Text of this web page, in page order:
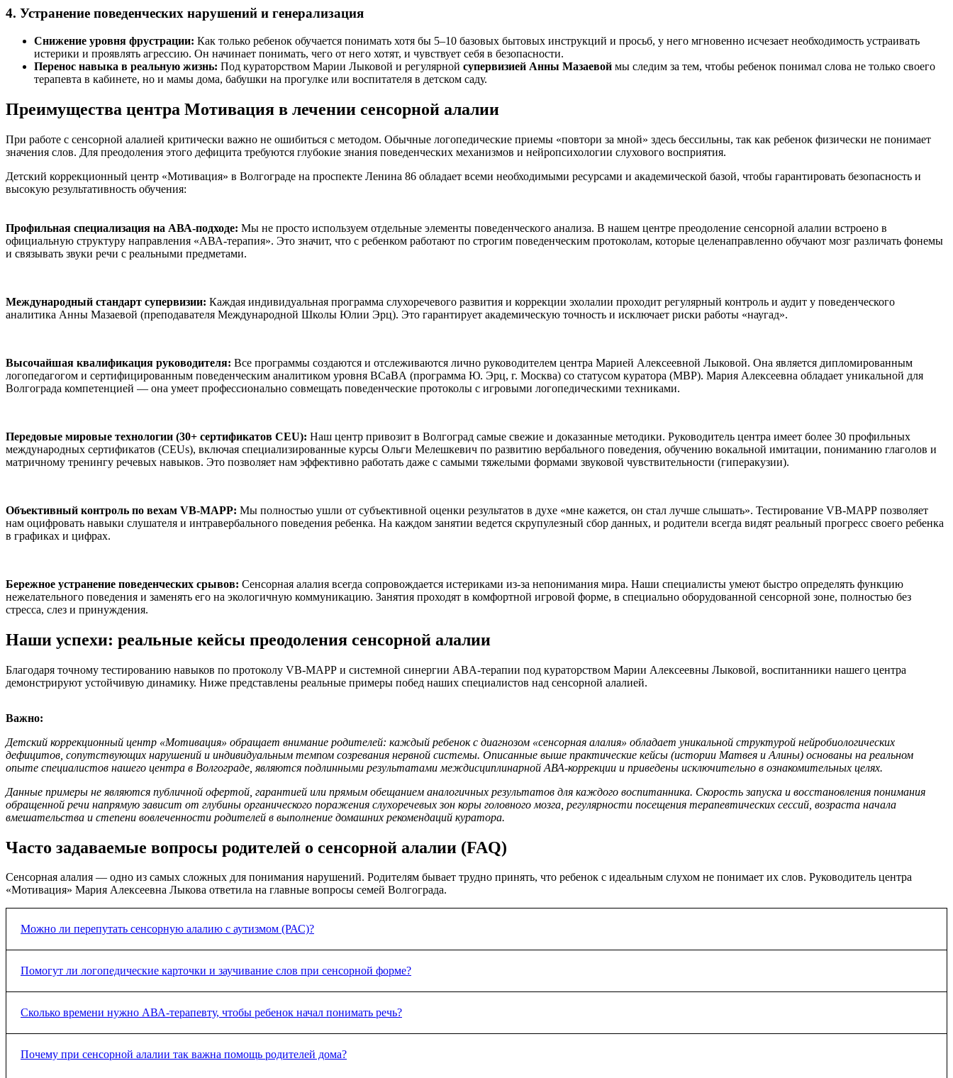
4. Устранение поведенческих нарушений и генерализация
Снижение уровня фрустрации: Как только ребенок обучается понимать хотя бы 5–10 базовых бытовых инструкций и просьб, у него мгновенно исчезает необходимость устраивать
истерики и проявлять агрессию. Он начинает понимать, чего от него хотят, и чувствует себя в безопасности.
Перенос навыка в реальную жизнь: Под кураторством Марии Лыковой и регулярной супервизией Анны Мазаевой мы следим за тем, чтобы ребенок понимал слова не только своего
терапевта в кабинете, но и мамы дома, бабушки на прогулке или воспитателя в детском саду.
Преимущества центра Мотивация в лечении сенсорной алалии
При работе с сенсорной алалией критически важно не ошибиться с методом. Обычные логопедические приемы «повтори за мной» здесь бессильны, так как ребенок физически не понимает
значения слов. Для преодоления этого дефицита требуются глубокие знания поведенческих механизмов и нейропсихологии слухового восприятия.
Детский коррекционный центр «Мотивация» в Волгограде на проспекте Ленина 86 обладает всеми необходимыми ресурсами и академической базой, чтобы гарантировать безопасность и
высокую результативность обучения:
Профильная специализация на АВА-подходе: Мы не просто используем отдельные элементы поведенческого анализа. В нашем центре преодоление сенсорной алалии встроено в
официальную структуру направления «АВА-терапия». Это значит, что с ребенком работают по строгим поведенческим протоколам, которые целенаправленно обучают мозг различать фонемы
и связывать звуки речи с реальными предметами.
Международный стандарт супервизии: Каждая индивидуальная программа слухоречевого развития и коррекции эхолалии проходит регулярный контроль и аудит у поведенческого
аналитика Анны Мазаевой (преподавателя Международной Школы Юлии Эрц). Это гарантирует академическую точность и исключает риски работы «наугад».
Высочайшая квалификация руководителя: Все программы создаются и отслеживаются лично руководителем центра Марией Алексеевной Лыковой. Она является дипломированным
логопедагогом и сертифицированным поведенческим аналитиком уровня BCaBA (программа Ю. Эрц, г. Москва) со статусом куратора (MBP). Мария Алексеевна обладает уникальной для
Волгограда компетенцией — она умеет профессионально совмещать поведенческие протоколы с игровыми логопедическими техниками.
Передовые мировые технологии (30+ сертификатов CEU): Наш центр привозит в Волгоград самые свежие и доказанные методики. Руководитель центра имеет более 30 профильных
международных сертификатов (CEUs), включая специализированные курсы Ольги Мелешкевич по развитию вербального поведения, обучению вокальной имитации, пониманию глаголов и
матричному тренингу речевых навыков. Это позволяет нам эффективно работать даже с самыми тяжелыми формами звуковой чувствительности (гиперакузии).
Объективный контроль по вехам VB-MAPP: Мы полностью ушли от субъективной оценки результатов в духе «мне кажется, он стал лучше слышать». Тестирование VB-MAPP позволяет
нам оцифровать навыки слушателя и интравербального поведения ребенка. На каждом занятии ведется скрупулезный сбор данных, и родители всегда видят реальный прогресс своего ребенка
в графиках и цифрах.
Бережное устранение поведенческих срывов: Сенсорная алалия всегда сопровождается истериками из-за непонимания мира. Наши специалисты умеют быстро определять функцию
нежелательного поведения и заменять его на экологичную коммуникацию. Занятия проходят в комфортной игровой форме, в специально оборудованной сенсорной зоне, полностью без
стресса, слез и принуждения.
Наши успехи: реальные кейсы преодоления сенсорной алалии
Благодаря точному тестированию навыков по протоколу VB-MAPP и системной синергии ABA-терапии под кураторством Марии Алексеевны Лыковой, воспитанники нашего центра
демонстрируют устойчивую динамику. Ниже представлены реальные примеры побед наших специалистов над сенсорной алалией.
Важно:
Детский коррекционный центр «Мотивация» обращает внимание родителей: каждый ребенок с диагнозом «сенсорная алалия» обладает уникальной структурой нейробиологических
дефицитов, сопутствующих нарушений и индивидуальным темпом созревания нервной системы. Описанные выше практические кейсы (истории Матвея и Алины) основаны на реальном
опыте специалистов нашего центра в Волгограде, являются подлинными результатами междисциплинарной АВА-коррекции и приведены исключительно в ознакомительных целях.
Данные примеры не являются публичной офертой, гарантией или прямым обещанием аналогичных результатов для каждого воспитанника. Скорость запуска и восстановления понимания
обращенной речи напрямую зависит от глубины органического поражения слухоречевых зон коры головного мозга, регулярности посещения терапевтических сессий, возраста начала
вмешательства и степени вовлеченности родителей в выполнение домашних рекомендаций куратора.
Часто задаваемые вопросы родителей о сенсорной алалии (FAQ)
Сенсорная алалия — одно из самых сложных для понимания нарушений. Родителям бывает трудно принять, что ребенок с идеальным слухом не понимает их слов. Руководитель центра
«Мотивация» Мария Алексеевна Лыкова ответила на главные вопросы семей Волгограда.
Можно ли перепутать сенсорную алалию с аутизмом (РАС)?
Да, эти состояния внешне очень похожи. И при РАС, и при сенсорной алалии ребенок не откликается на имя, игнорирует просьбы и может бездумно повторять чужие фразы (эхолалия).
Однако разница принципиальна: ребенок с алалией хочет общаться, он использует мимику, жесты и заглядывает в глаза, пытаясь вас понять. У ребенка с
намерение. Точный ответ дает тестирование VB-MAPP в нашем центре, которое помогает разграничить эти дефициты.
Помогут ли логопедические карточки и заучивание слов при сенсорной форме?
Нет, на первом этапе это абсолютно бесполезно. Пока слуховая кора мозга воспринимает речь как неразличимый гул, ребенок будет видеть на карточке собаку, слышать от вас «собака», но для
него это будут два не связанных между собой стимула. Сначала с помощьюАВА-терапии
после того, как ребенок научится различать фонемы, можно переходить к расширению словаря.
Сколько времени нужно АВА-терапевту, чтобы ребенок начал понимать речь?
Понимание — это сложный аналитический процесс мозга. Первые фундаментальные сдвиги (появление реакции на имя, удержание зрительного контакта и выполнение первых 5–10 простых
бытовых инструкций слушателя) родители замечают через 2 месяца регулярных АВА-сессий. Полная коррекция эхолалии и запуск осознанного, свободного диалога требуют систематической
Почему при сенсорной алалии так важна помощь родителей дома?